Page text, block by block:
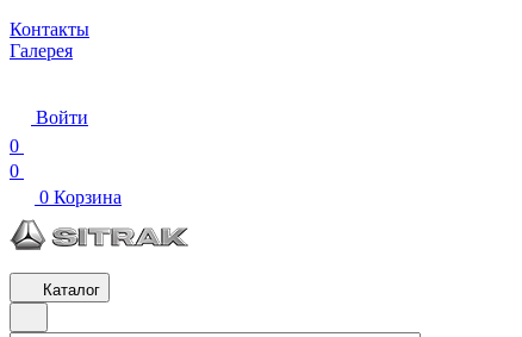
Контакты
Галерея
Войти
0
0
0 Корзина
Каталог